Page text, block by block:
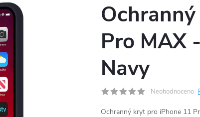
Pro MAX
Navy
Neohodnoceno
Ochranný kryt pro iPhone 11